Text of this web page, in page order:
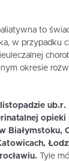
to
w przypadku
okresie
ub.r.
Białymstoku,
Tyle